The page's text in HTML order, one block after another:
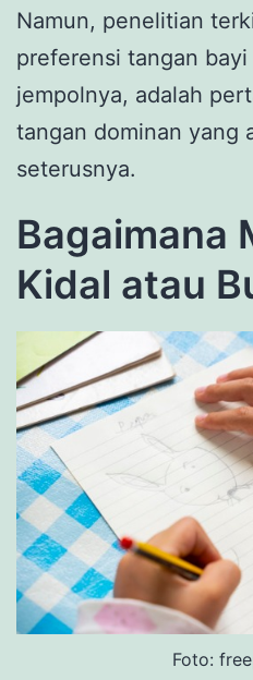
Namun, penelitian
preferensi tangan
jempolnya, adalah
tangan dominan yang
seterusnya.
Bagaimana
Kidal atau
Foto: